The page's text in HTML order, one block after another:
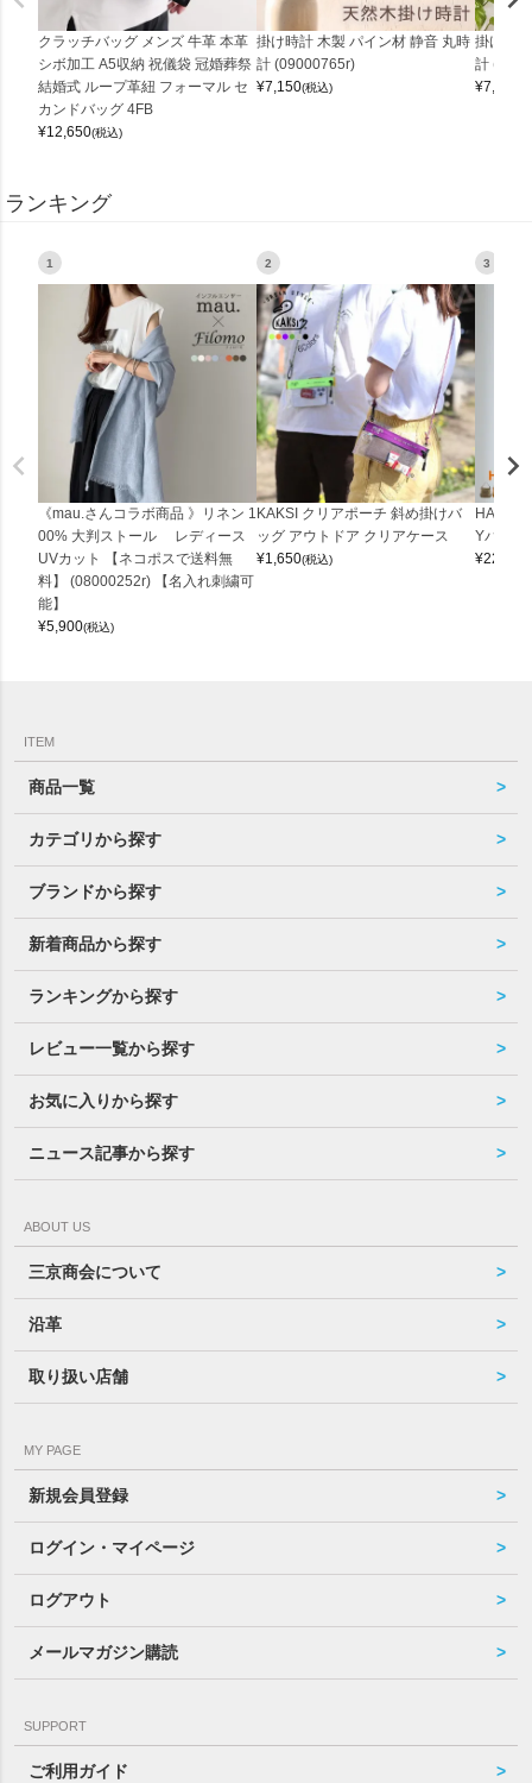
クラッチバッグ メンズ 牛革 本革
シボ加工 A5収納 祝儀袋 冠婚葬祭
結婚式 ループ革紐 フォーマル セ
カンドバッグ 4FB
¥12,650(税込)
掛け時計 木製 パイン材 静音 丸時
計 (09000765r)
¥7,150(税込)
掛け時
計
¥7,150
ランキング
1
《mau.さんコラボ商品 》リネン 1
00% 大判ストール レディース
UVカット 【ネコポスで送料無
料】 (08000252r) 【名入れ刺繍可
能】
¥5,900(税込)
2
KAKSI クリアポーチ 斜め掛けバ
ッグ アウトドア クリアケース
¥1,650(税込)
3
Yバッグ
¥22,000
ITEM
商品一覧
カテゴリから探す
ブランドから探す
新着商品から探す
ランキングから探す
レビュー一覧から探す
お気に入りから探す
ニュース記事から探す
ABOUT US
三京商会について
沿革
取り扱い店舗
MY PAGE
新規会員登録
ログイン・マイページ
ログアウト
メールマガジン購読
SUPPORT
ご利用ガイド